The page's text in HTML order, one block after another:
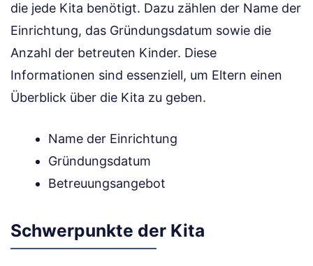
die jede Kita benötigt. Dazu zählen der Name der
Einrichtung, das Gründungsdatum sowie die
Anzahl der betreuten Kinder. Diese
Informationen sind essenziell, um Eltern einen
Überblick über die Kita zu geben.
Name der Einrichtung
Gründungsdatum
Betreuungsangebot
Schwerpunkte der Kita